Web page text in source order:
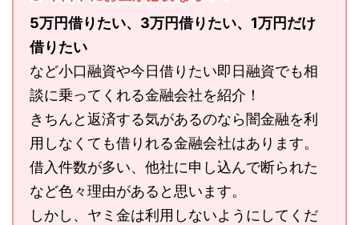
5万円借りたい、3万円借りたい、1万円だけ
借りたい
など小口融資や今日借りたい即日融資でも相
談に乗ってくれる金融会社を紹介！
きちんと返済する気があるのなら闇金融を利
用しなくても借りれる金融会社はあります。
借入件数が多い、他社に申し込んで断られた
など色々理由があると思います。
しかし、ヤミ金は利用しないようにしてくだ